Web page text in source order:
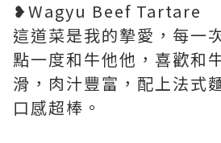
❥Wagyu Beef Tartare
這道菜是我的摯愛，每一
點一度和牛他他，喜歡和
滑，肉汁豐富，配上法式
口感超棒。